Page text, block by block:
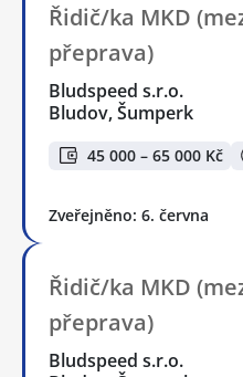
Řidič/ka MKD
přeprava)
Bludspeed s.r.o.
Bludov, Šumperk
45 000 – 65 000 Kč
Zveřejněno: 6. června
Řidič/ka MKD
přeprava)
Bludspeed s.r.o.